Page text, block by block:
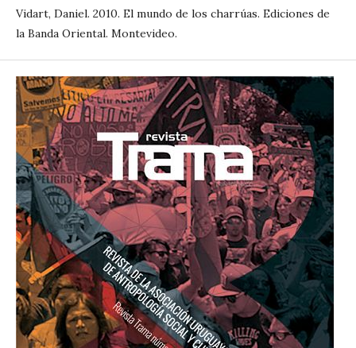
Vidart, Daniel. 2010. El mundo de los charrúas. Ediciones de
la Banda Oriental. Montevideo.